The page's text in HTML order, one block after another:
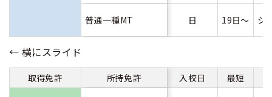
普通一種MT 日 19日～ シ
取得免許 所持免許 入校日 最短